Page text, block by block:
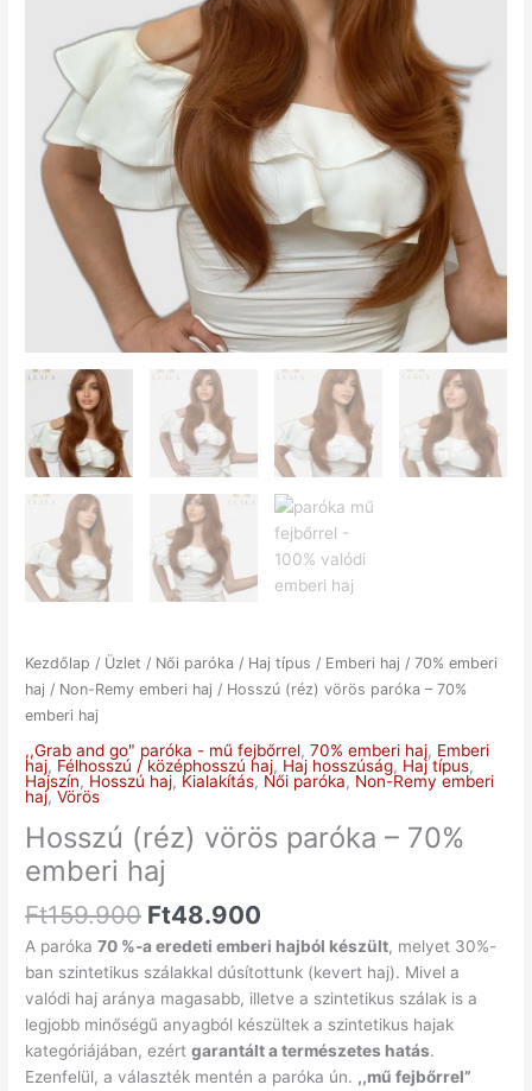
Kezdőlap / Üzlet / Női paróka / Haj típus / Emberi haj /70% emberi
haj / Non-Remy emberi haj / Hosszú (réz) vörös paróka – 70%
emberi haj
,,Grab and go" paróka - mű fejbőrrel,70% emberi haj, Emberi
haj, Félhosszú / középhosszú haj, Haj hosszúság, Haj típus,
Hajszín, Hosszú haj, Kialakítás, Női paróka, Non-Remy emberi
haj,Vörös
Hosszú (réz) vörös paróka – 70%
emberi haj
Ft159.900 Ft48.900
A paróka70 %-a eredeti emberi hajból készült, melyet 30%-
ban szintetikus szálakkal dúsítottunk (kevert haj). Mivel a
valódi haj aránya magasabb, illetve a szintetikus szálak is a
legjobb minőségű anyagból készültek a szintetikus hajak
kategóriájában, ezértgarantált a természetes hatás.
Ezenfelül, a választék mentén a paróka ún. ,,mű fejbőrrel”